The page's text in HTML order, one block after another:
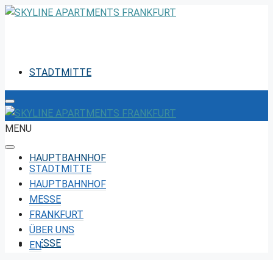
STADTMITTE
HAUPTBAHNHOF
MESSE
MENU
STADTMITTE
HAUPTBAHNHOF
MESSE
FRANKFURT
ÜBER UNS
EN